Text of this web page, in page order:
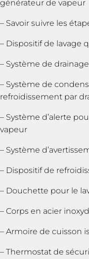
générateur de vapeur
– Savoir suivre les
– Dispositif de lavage
– Système de
– Système de
refroidissement par
– Système d’alerte
vapeur
– Système
– Dispositif de
– Douchette pour le
– Corps en acier
– Armoire de cuisson
– Thermostat de